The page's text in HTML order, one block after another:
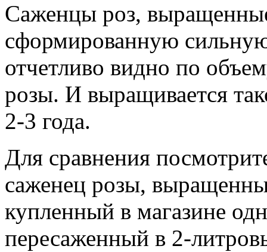
Саженцы роз,
сформированную
отчетливо видно по
розы. И выращивается
2-3 года.
Для сравнения
саженец розы,
купленный в магазине
пересаженный в 2-